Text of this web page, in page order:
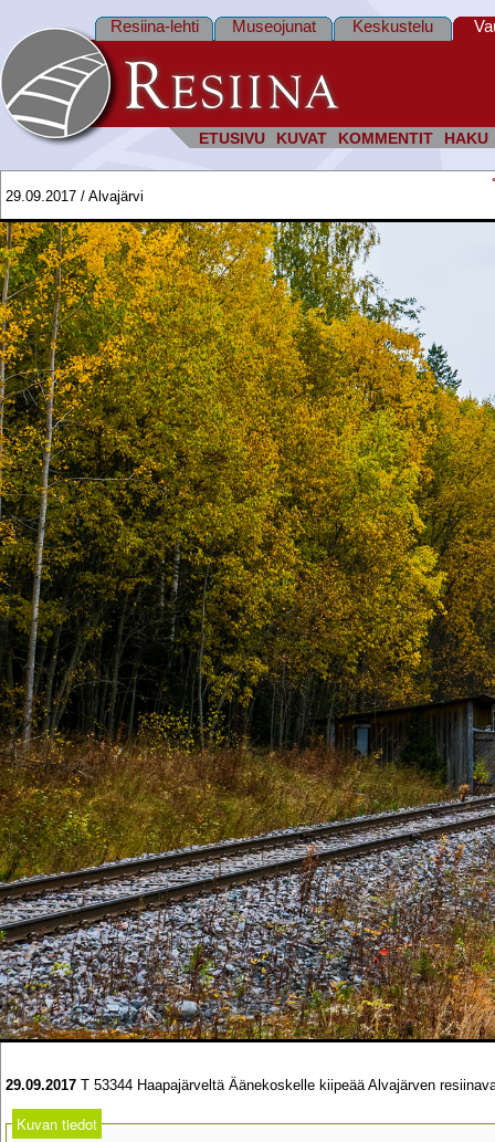
ETUSIVU KUVAT KOMMENTIT HAKU
Resiina-lehti Museojunat Keskustelu
29.09.2017 / Alvajärvi
29.09.2017 T 53344 Haapajärveltä Äänekoskelle kiipeää Alvajärven
Kuvan tiedot